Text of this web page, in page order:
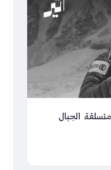
الجبال